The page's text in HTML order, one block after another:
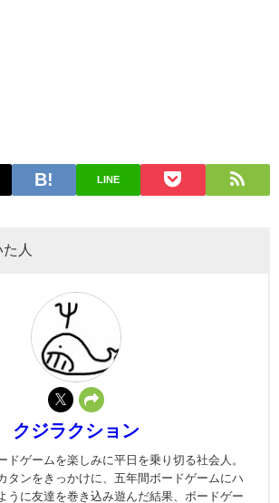
LINE
人
クジラクション
ドゲームを楽しみに平日を乗り切る社会人。
タンをきっかけに、五年間ボードゲームにハ
うに友達を巻き込み遊んだ結果、ボードゲー